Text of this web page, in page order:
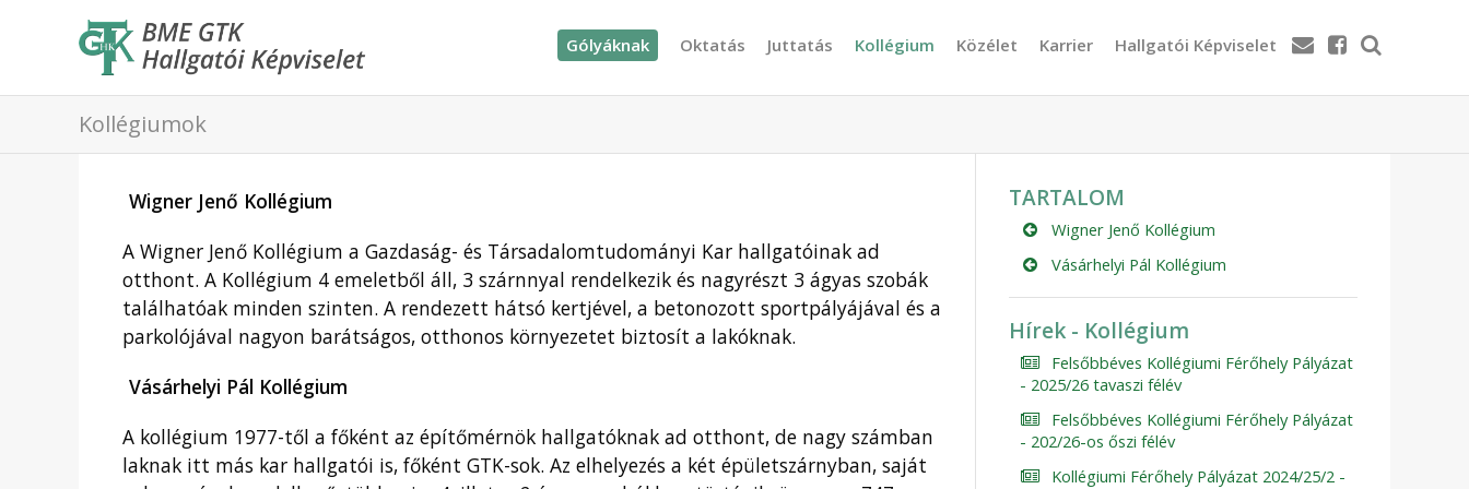
Gólyáknak Oktatás Juttatás Kollégium Közélet Karrier Hallgatói Képviselet
Kollégiumok
Wigner Jenő Kollégium
A Wigner Jenő Kollégium a Gazdaság- és Társadalomtudományi Kar hallgatóinak ad
otthont. A Kollégium 4 emeletből áll, 3 szárnnyal rendelkezik és nagyrészt 3 ágyas szobák
találhatóak minden szinten. A rendezett hátsó kertjével, a betonozott sportpályájával és a
parkolójával nagyon barátságos, otthonos környezetet biztosít a lakóknak.
Vásárhelyi Pál Kollégium
A kollégium 1977-től a főként az építőmérnök hallgatóknak ad otthont, de nagy számban
laknak itt más kar hallgatói is, főként GTK-sok. Az elhelyezés a két épületszárnyban, saját
TARTALOM
Wigner Jenő Kollégium
Vásárhelyi Pál Kollégium
Hírek - Kollégium
Felsőbbéves Kollégiumi Férőhely Pályázat
- 2025/26 tavaszi félév
Felsőbbéves Kollégiumi Férőhely Pályázat
- 202/26-os őszi félév
Kollégiumi Férőhely Pályázat 2024/25/2 -